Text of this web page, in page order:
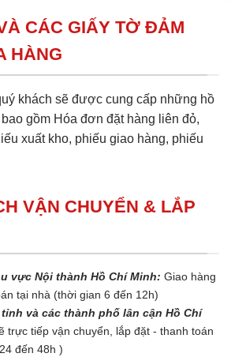
CÁC GIẤY TỜ ĐẢM
HÀNG
khách sẽ được cung cấp những hồ
gồm Hóa đơn đặt hàng liên đỏ,
xuất kho, phiếu giao hàng, phiếu
VẬN CHUYỂN & LẮP
vực Nội thành Hồ Chí Minh: Giao hàng
tại nhà (thời gian 6 đến 12h)
và các thành phố lân cận Hồ Chí
trực tiếp vận chuyển, lắp đặt - thanh toán
đến 48h )